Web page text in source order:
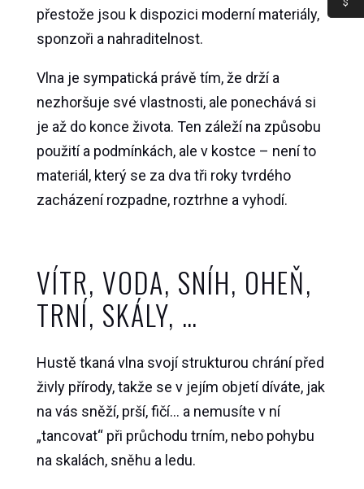
přestože jsou k dispozici moderní materiály,
sponzoři a nahraditelnost.
Vlna je sympatická právě tím, že drží a
nezhoršuje své vlastnosti, ale ponechává si
je až do konce života. Ten záleží na způsobu
použití a podmínkách, ale v kostce – není to
materiál, který se za dva tři roky tvrdého
zacházení rozpadne, roztrhne a vyhodí.
VÍTR, VODA, SNÍH, OHEŇ,
TRNÍ, SKÁLY, …
Hustě tkaná vlna svojí strukturou chrání před
živly přírody, takže se v jejím objetí díváte, jak
na vás sněží, prší, fičí… a nemusíte v ní
„tancovat“ při průchodu trním, nebo pohybu
na skalách, sněhu a ledu.